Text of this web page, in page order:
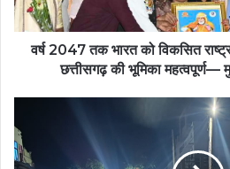
बनाने
के
राष्ट्रीय
भूमिका
महत्वपूर्ण
वर्ष 2047 तक भारत को विकसित
छत्तीसगढ़ की भूमिका महत्वपूर्ण—
बनीं
गोशाला,
आदेश